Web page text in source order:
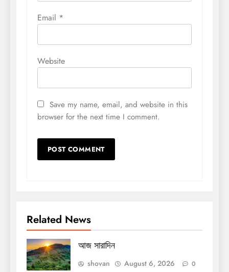
Email *
Website
Save my name, email, and website in this
browser for the next time I comment.
Related News
আজ সারাদিন
shovan August 6, 2026 0